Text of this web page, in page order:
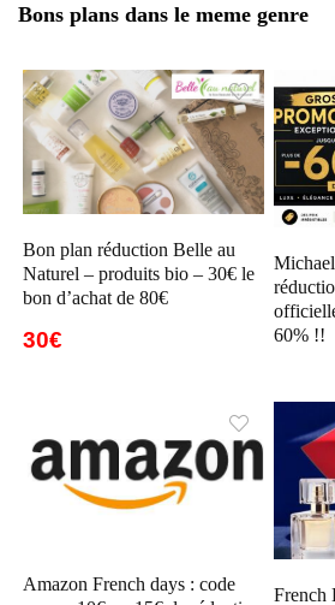
Bons plans dans le meme genre
Bon plan réduction Belle au
Naturel – produits bio – 30€ le
bon d’achat de 80€
30€
60% !!
Amazon French days : code
French